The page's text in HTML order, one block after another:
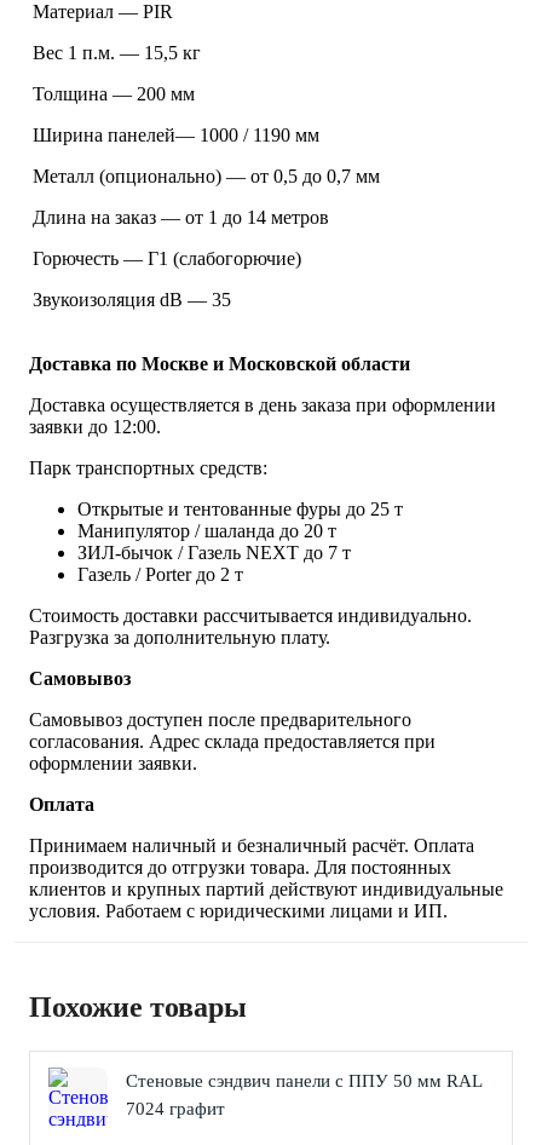
Материал — PIR
Вес 1 п.м. — 15,5 кг
Толщина — 200 мм
Ширина панелей— 1000 / 1190 мм
Металл (опционально) — от 0,5 до 0,7 мм
Длина на заказ — от 1 до 14 метров
Горючесть — Г1 (слабогорючие)
Звукоизоляция dB — 35
Доставка по Москве и Московской области
Доставка осуществляется в день заказа при оформлении
заявки до 12:00.
Парк транспортных средств:
Открытые и тентованные фуры до 25 т
Манипулятор / шаланда до 20 т
ЗИЛ-бычок / Газель NEXT до 7 т
Газель / Porter до 2 т
Стоимость доставки рассчитывается индивидуально.
Разгрузка за дополнительную плату.
Самовывоз
Самовывоз доступен после предварительного
согласования. Адрес склада предоставляется при
оформлении заявки.
Оплата
Принимаем наличный и безналичный расчёт. Оплата
производится до отгрузки товара. Для постоянных
клиентов и крупных партий действуют индивидуальные
условия. Работаем с юридическими лицами и ИП.
Похожие товары
Стеновые сэндвич панели с ППУ 50 мм RAL
7024 графит